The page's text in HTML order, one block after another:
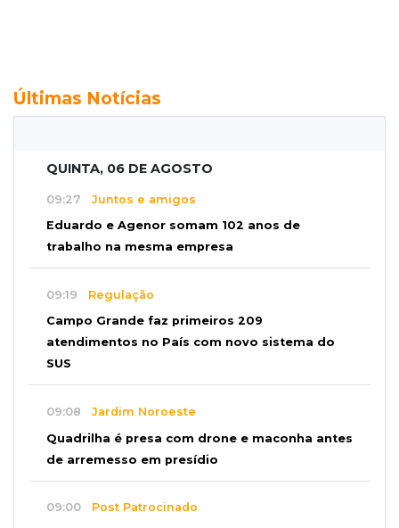
Últimas Notícias
QUINTA, 06 DE AGOSTO
09:27 Juntos e amigos
Eduardo e Agenor somam 102 anos de
trabalho na mesma empresa
09:19 Regulação
Campo Grande faz primeiros 209
atendimentos no País com novo sistema do
SUS
09:08 Jardim Noroeste
Quadrilha é presa com drone e maconha antes
de arremesso em presídio
09:00 Post Patrocinado